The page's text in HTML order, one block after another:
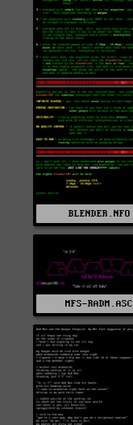
BLENDER.NFO
MFS-RADM.ASC